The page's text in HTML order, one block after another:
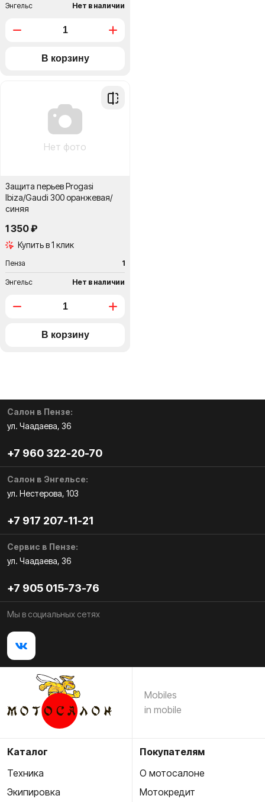
Энгельс Нет в наличии
Добавить
Нет фото
Защита перьев Progasi
Ibiza/Gaudi 300 оранжевая/
синяя
1 350 ₽
Купить в 1 клик
Пенза 1
Энгельс Нет в наличии
Салон в Пензе:
ул. Чаадаева, 36
+7 960 322-20-70
Салон в Энгельсе:
ул. Нестерова, 103
+7 917 207-11-21
Сервис в Пензе:
ул. Чаадаева, 36
+7 905 015-73-76
Мы в социальных сетях
Mobiles
in mobile
Каталог
Техника
Экипировка
Покупателям
О мотосалоне
Мотокредит